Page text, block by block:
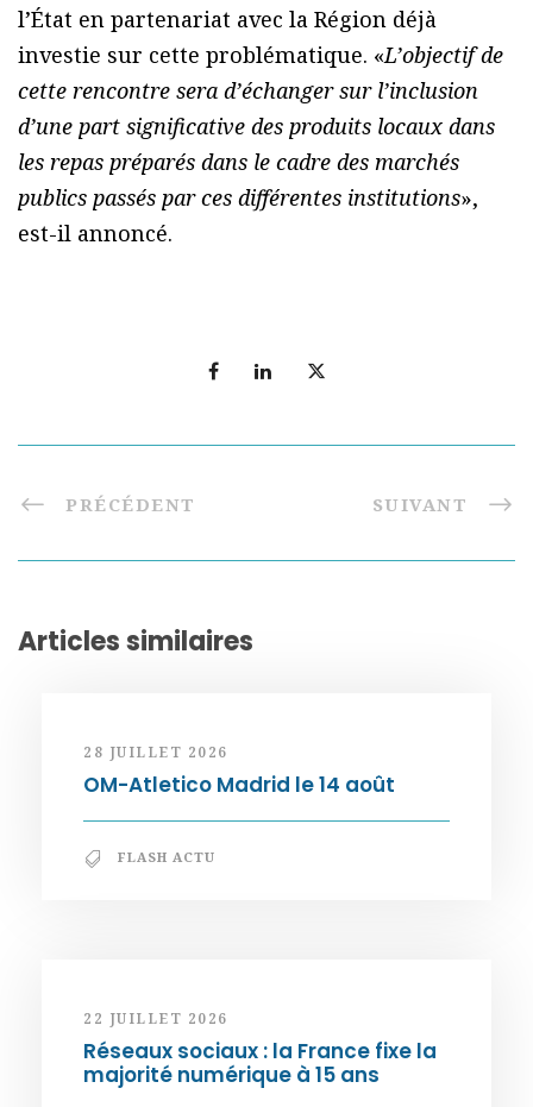
l’État en partenariat avec la Région déjà
investie sur cette problématique. «L’objectif de
cette rencontre sera d’échanger sur l’inclusion
d’une part significative des produits locaux dans
les repas préparés dans le cadre des marchés
publics passés par ces différentes institutions»,
est-il annoncé.
PRÉCÉDENT SUIVANT
Articles similaires
28 JUILLET 2026
OM-Atletico Madrid le 14 août
FLASH ACTU
22 JUILLET 2026
Réseaux sociaux : la France fixe la
majorité numérique à 15 ans